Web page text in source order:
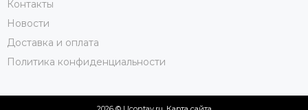
Контакты
Новости
Доставка и оплата
Политика конфиденциальности